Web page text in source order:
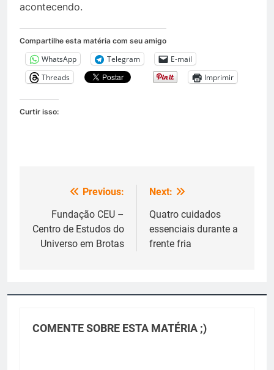
acontecendo.
Compartilhe esta matéria com seu amigo
WhatsApp Telegram
E-mail
Threads
Imprimir
Curtir isso:
Navegação
Post
Previous:
Fundação CEU –
Centro de Estudos do
Universo em Brotas
Next:
Quatro cuidados
essenciais durante a
frente fria
COMENTE SOBRE ESTA MATÉRIA ;)